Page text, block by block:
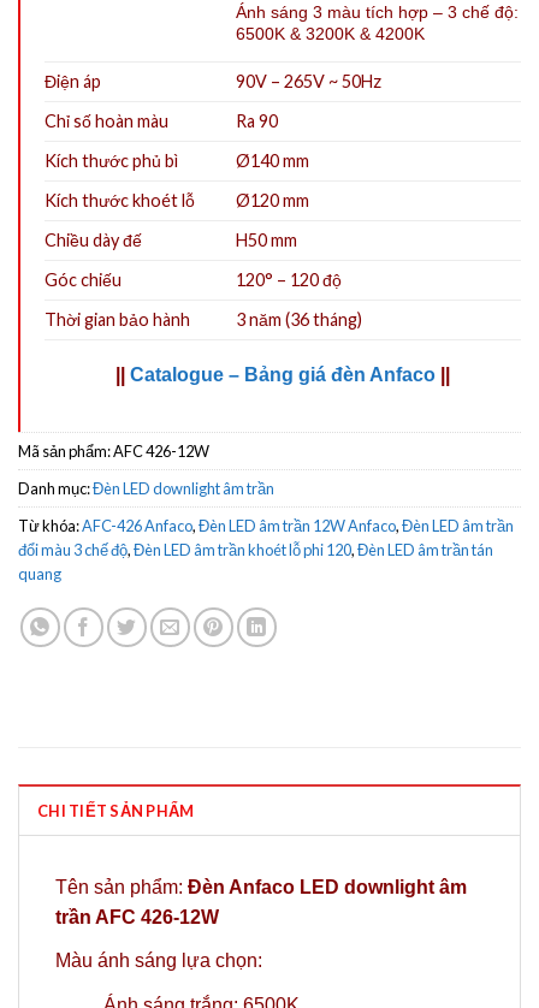
Ánh sáng 3 màu tích hợp – 3 chế độ:
6500K & 3200K & 4200K
Điện áp
90V – 265V ~ 50Hz
Chỉ số hoàn màu
Ra 90
Kích thước phủ bì
Ø140 mm
Kích thước khoét lỗ
Ø120mm
Chiều dày đế
H50 mm
Góc chiếu
120° – 120 độ
Thời gian bảo hành
3 năm (36 tháng)
Catalogue – Bảng giá đèn Anfaco
Mã sản phẩm:AFC 426-12W
Danh mục:Đèn LED downlight âm trần
Từ khóa:AFC-426 Anfaco,Đèn LED âm trần 12W Anfaco,Đèn LED âm trần
đổi màu 3 chế độ,Đèn LED âm trần khoét lỗ phi 120,Đèn LED âm trần tán
quang
CHI TIẾT SẢN PHẨM
Tên sản phẩm: Đèn Anfaco LED downlight âm
trần AFC 426-12W
Màu ánh sáng lựa chọn: